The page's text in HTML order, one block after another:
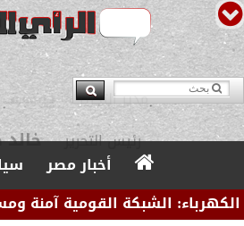
مدير التحرير يوسف
أخبار مصر
الشبكة القومية آمنة